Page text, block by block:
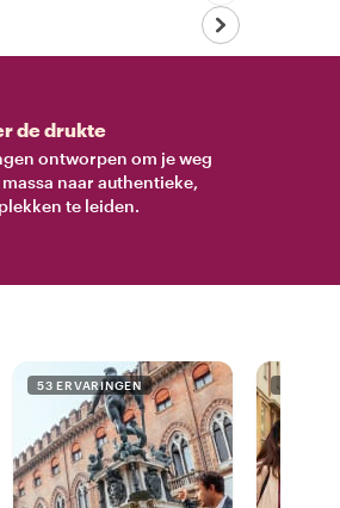
de drukte
ontworpen om je weg
naar authentieke,
te leiden.
53 ERVARINGEN